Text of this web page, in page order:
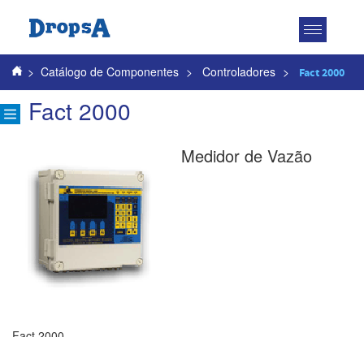
Toggle
> Catálogo de Componentes > Controladores > Fact 2000
Fact 2000
Medidor de Vazão